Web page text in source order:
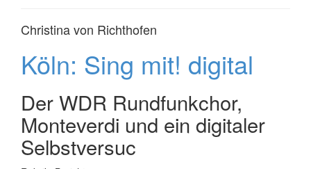
Christina von Richthofen
Köln: Sing mit! digital
Der WDR Rundfunkchor,
Monteverdi und ein digitaler
Selbstversuc